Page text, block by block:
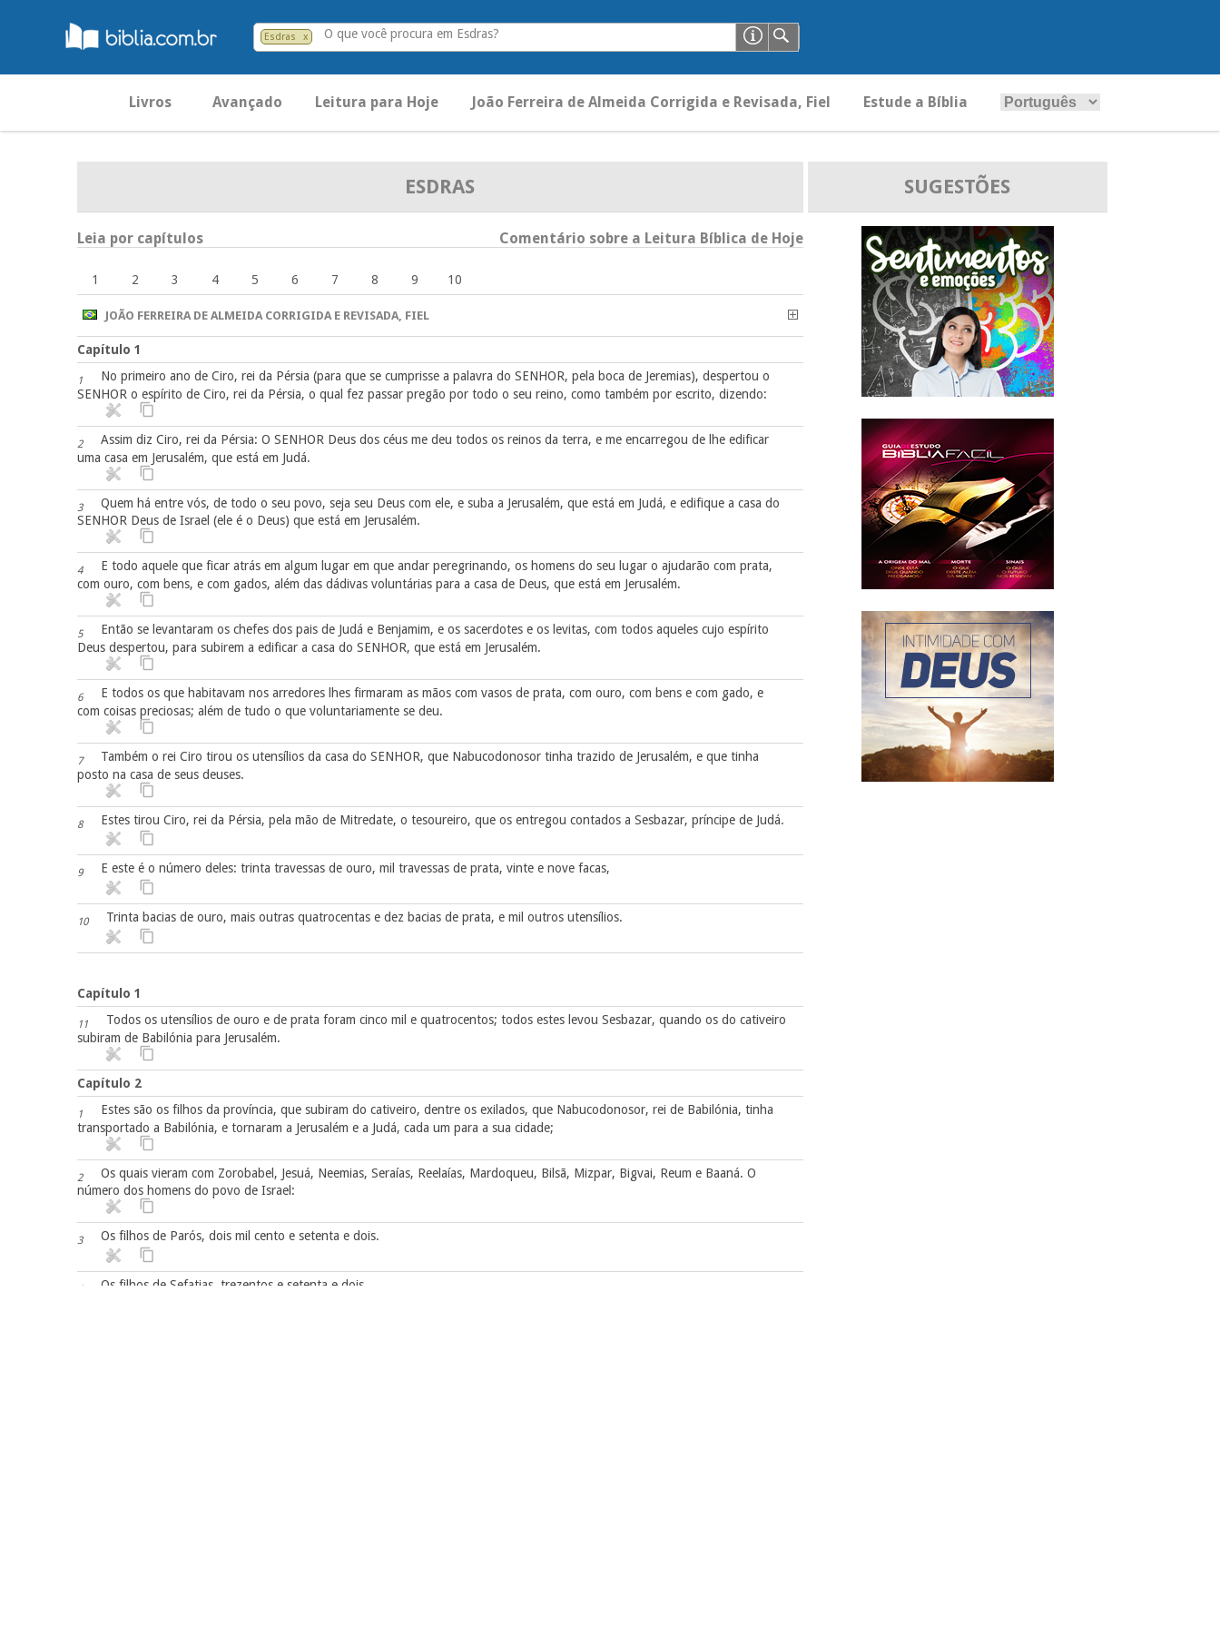
Esdras x O que você procura em Esdras?
Livros Avançado Leitura para Hoje João Ferreira de Almeida Corrigida e Revisada, Fiel Estude a Bíblia
ESDRAS
Leia por capítulos Comentário sobre a Leitura Bíblica de Hoje
1 2 3 4 5 6 7 8 9 10
JOÃO FERREIRA DE ALMEIDA CORRIGIDA E REVISADA, FIEL
Capítulo 1
1
No primeiro ano de Ciro, rei da Pérsia (para que se cumprisse a palavra do SENHOR, pela boca de Jeremias), despertou o
SENHOR o espírito de Ciro, rei da Pérsia, o qual fez passar pregão por todo o seu reino, como também por escrito, dizendo:
2
Assim diz Ciro, rei da Pérsia: O SENHOR Deus dos céus me deu todos os reinos da terra, e me encarregou de lhe edificar
uma casa em Jerusalém, que está em Judá.
3
Quem há entre vós, de todo o seu povo, seja seu Deus com ele, e suba a Jerusalém, que está em Judá, e edifique a casa do
SENHOR Deus de Israel (ele é o Deus) que está em Jerusalém.
4
E todo aquele que ficar atrás em algum lugar em que andar peregrinando, os homens do seu lugar o ajudarão com prata,
com ouro, com bens, e com gados, além das dádivas voluntárias para a casa de Deus, que está em Jerusalém.
5
Então se levantaram os chefes dos pais de Judá e Benjamim, e os sacerdotes e os levitas, com todos aqueles cujo espírito
Deus despertou, para subirem a edificar a casa do SENHOR, que está em Jerusalém.
6
E todos os que habitavam nos arredores lhes firmaram as mãos com vasos de prata, com ouro, com bens e com gado, e
com coisas preciosas; além de tudo o que voluntariamente se deu.
7
Também o rei Ciro tirou os utensílios da casa do SENHOR, que Nabucodonosor tinha trazido de Jerusalém, e que tinha
posto na casa de seus deuses.
8 Estes tirou Ciro, rei da Pérsia, pela mão de Mitredate, o tesoureiro, que os entregou contados a Sesbazar, príncipe de Judá.
9 E este é o número deles: trinta travessas de ouro, mil travessas de prata, vinte e nove facas,
10 Trinta bacias de ouro, mais outras quatrocentas e dez bacias de prata, e mil outros utensílios.
Capítulo 1
11
Todos os utensílios de ouro e de prata foram cinco mil e quatrocentos; todos estes levou Sesbazar, quando os do cativeiro
subiram de Babilónia para Jerusalém.
Capítulo 2
1
Estes são os filhos da província, que subiram do cativeiro, dentre os exilados, que Nabucodonosor, rei de Babilónia, tinha
transportado a Babilónia, e tornaram a Jerusalém e a Judá, cada um para a sua cidade;
2
Os quais vieram com Zorobabel, Jesuá, Neemias, Seraías, Reelaías, Mardoqueu, Bilsã, Mizpar, Bigvai, Reum e Baaná. O
número dos homens do povo de Israel:
3 Os filhos de Parós, dois mil cento e setenta e dois.
Os filhos de Sefatias, trezentos e setenta e dois.
SUGESTÕES